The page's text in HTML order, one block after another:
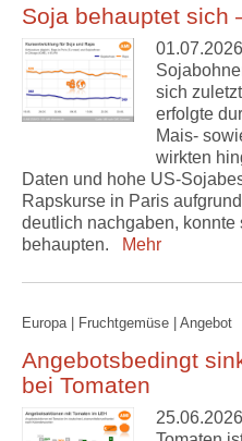
Soja behauptet sich
sich
erfolgte
Mais-
wirkten
Daten und hohe US-
Rapskurse in Paris
deutlich nachgaben,
behaupten.
Mehr
Europa | Fruchtgemüse | Angebot
Angebotsbedingt
bei Tomaten